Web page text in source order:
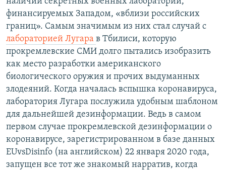
финансируемых Западом, «вблизи российских
границ». Самым значимым из них стал случай с
лабораторией Лугара в Тбилиси, которую
прокремлевские СМИ долго пытались изобразить
как место разработки американского
биологического оружия и прочих выдуманных
злодеяний. Когда началась вспышка коронавируса,
лаборатория Лугара послужила удобным шаблоном
для дальнейшей дезинформации. Ведь в самом
первом случае прокремлевской дезинформации о
коронавирусе, зарегистрированном в базе данных
EUvsDisinfo (на английском) 22 января 2020 года,
запущен все тот же знакомый нарратив, когда